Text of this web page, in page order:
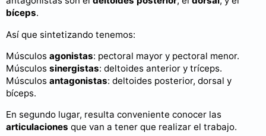
bíceps.
Así que sintetizando tenemos:
Músculos agonistas: pectoral mayor y pectoral menor.
Músculos sinergistas: deltoides anterior y tríceps.
Músculos antagonistas: deltoides posterior, dorsal y
bíceps.
En segundo lugar, resulta conveniente conocer las
articulaciones que van a tener que realizar el trabajo.